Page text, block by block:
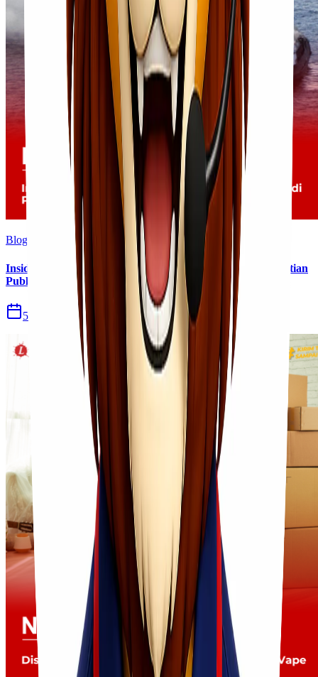
Blog
Insiden Kebakaran KM Mutiara Sentosa II Menjadi Perhatian
Publik
5 Agu 2026